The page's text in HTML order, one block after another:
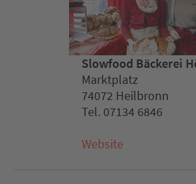
Slowfood Bäckerei
Marktplatz
74072 Heilbronn
Tel. 07134 6846
Website